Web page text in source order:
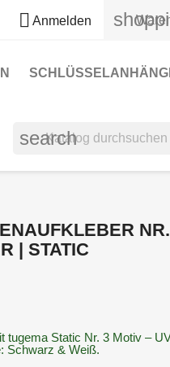
 Anmelden
search
| STATIC
tugema Static Nr. 3 Motiv –
Schwarz & Weiß.